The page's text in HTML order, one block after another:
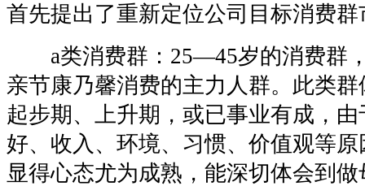
首先提出了重新定位公司目标消费
a类消费群：25—45岁的消费群
亲节康乃馨消费的主力人群。此类
起步期、上升期，或已事业有成，
好、收入、环境、习惯、价值观等
显得心态尤为成熟，能深切体会到